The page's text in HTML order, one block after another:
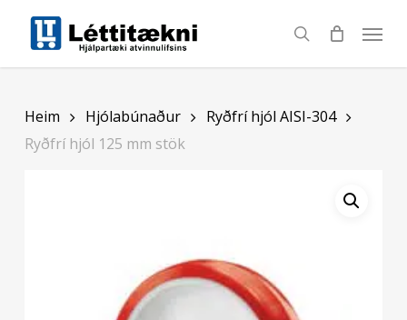
main
search
Heim Hjólabúnaður
Ryðfrí hjól AISI-304
Ryðfrí hjól 125 mm stök